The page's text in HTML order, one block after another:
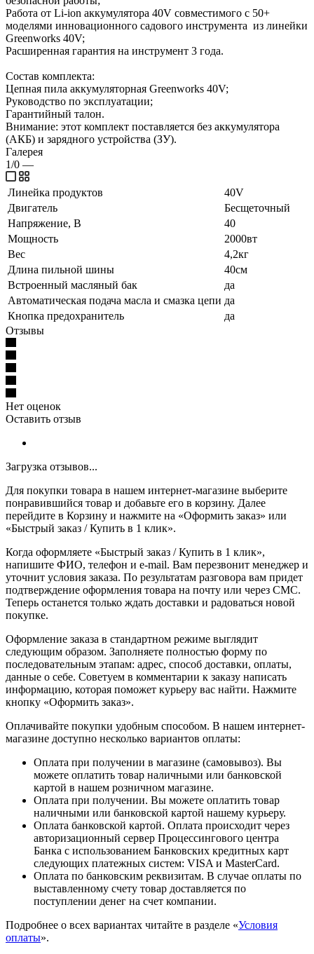
Работа от Li-ion аккумулятора 40V совместимого с 50+
моделями инновационного садового инструмента из линейки
Greenworks 40V;
Расширенная гарантия на инструмент 3 года.
Состав комплекта:
Цепная пила аккумуляторная Greenworks 40V;
Руководство по эксплуатации;
Гарантийный талон.
Внимание: этот комплект поставляется без аккумулятора
(АКБ) и зарядного устройства (ЗУ).
Галерея
1/0 —
Линейка продуктов
40V
Двигатель
Бесщеточный
Напряжение, В
40
Мощность
2000вт
Вес
4,2кг
Длина пильной шины
40см
Встроенный масляный бак
да
Автоматическая подача масла и смазка цепи да
Кнопка предохранитель
да
Отзывы
Нет оценок
Оставить отзыв
Загрузка отзывов...
Для покупки товара в нашем интернет-магазине выберите
понравившийся товар и добавьте его в корзину. Далее
перейдите в Корзину и нажмите на «Оформить заказ» или
«Быстрый заказ / Купить в 1 клик».
Когда оформляете «Быстрый заказ / Купить в 1 клик»,
напишите ФИО, телефон и e-mail. Вам перезвонит менеджер и
уточнит условия заказа. По результатам разговора вам придет
подтверждение оформления товара на почту или через СМС.
Теперь останется только ждать доставки и радоваться новой
покупке.
Оформление заказа в стандартном режиме выглядит
следующим образом. Заполняете полностью форму по
последовательным этапам: адрес, способ доставки, оплаты,
данные о себе. Советуем в комментарии к заказу написать
информацию, которая поможет курьеру вас найти. Нажмите
кнопку «Оформить заказ».
Оплачивайте покупки удобным способом. В нашем интернет-
магазине доступно несколько вариантов оплаты:
Оплата при получении в магазине (самовывоз). Вы
можете оплатить товар наличными или банковской
картой в нашем розничном магазине.
Оплата при получении. Вы можете оплатить товар
наличными или банковской картой нашему курьеру.
Оплата банковской картой. Оплата происходит через
авторизационный сервер Процессингового центра
Банка с использованием Банковских кредитных карт
следующих платежных систем: VISA и MasterCard.
Оплата по банковским реквизитам. В случае оплаты по
выставленному счету товар доставляется по
поступлении денег на счет компании.
Подробнее о всех вариантах читайте в разделе «Условия
оплаты».